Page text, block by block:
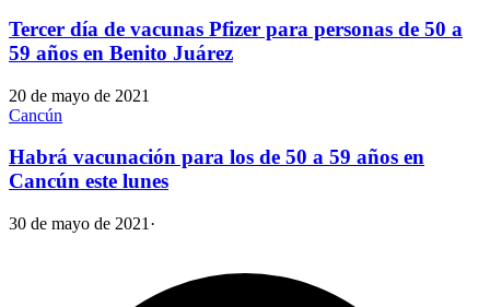
Tercer día de vacunas Pfizer para personas de 50 a
59 años en Benito Juárez
20 de mayo de 2021
Cancún
Habrá vacunación para los de 50 a 59 años en
Cancún este lunes
30 de mayo de 2021 ·